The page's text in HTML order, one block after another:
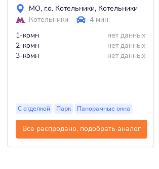
МО, г.о. Котельники, Котельники
Котельники
4 мин
1-комн
нет данных
2-комн
нет данных
3-комн
нет данных
С отделкой Парк Панорамные окна
Все распродано, подобрать аналог